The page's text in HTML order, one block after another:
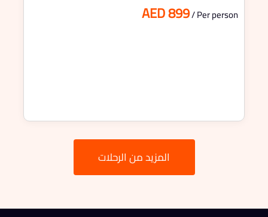
AED 899/ Per person
المزيد من الرحلات